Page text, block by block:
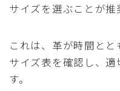
サイズを選ぶことが推
これは、革が時間と
サイズ表を確認し、
す。